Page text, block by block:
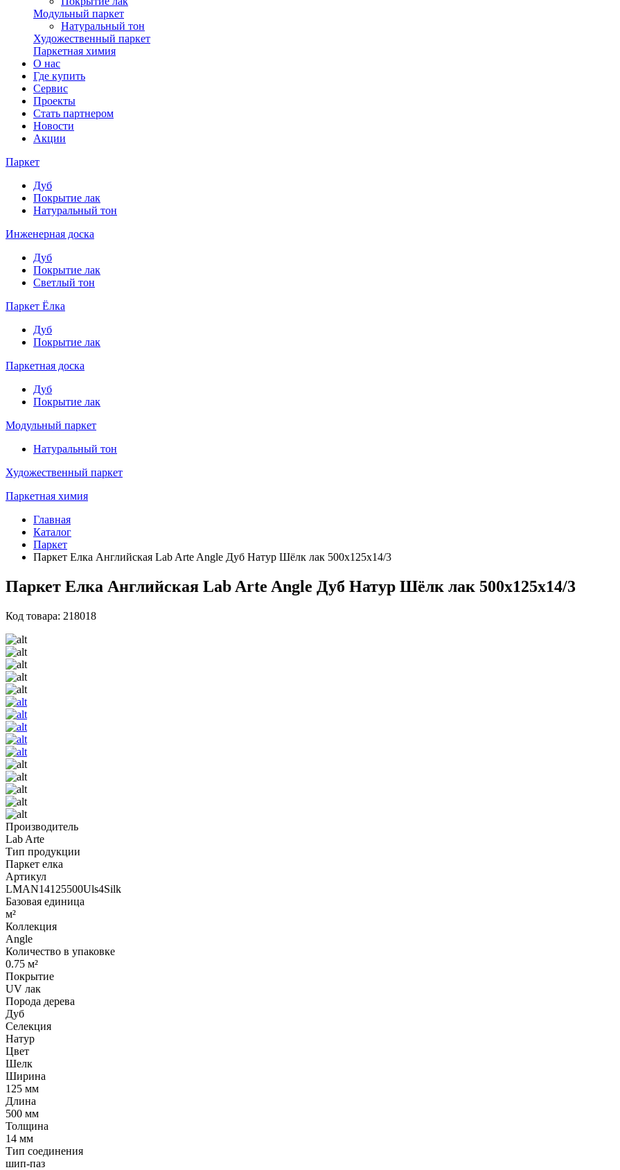
Модульный паркет
Натуральный тон
Художественный паркет
Паркетная химия
О нас
Где купить
Сервис
Проекты
Стать партнером
Новости
Акции
Паркет
Дуб
Покрытие лак
Натуральный тон
Инженерная доска
Дуб
Покрытие лак
Светлый тон
Паркет Ёлка
Дуб
Покрытие лак
Паркетная доска
Дуб
Покрытие лак
Модульный паркет
Натуральный тон
Художественный паркет
Паркетная химия
Главная
Каталог
Паркет
Паркет Елка Английская Lab Arte Angle Дуб Натур Шёлк лак 500х125х14/3
Паркет Елка Английская Lab Arte Angle Дуб Натур Шёлк лак 500х125х14/3
Код товара: 218018
Производитель
Lab Arte
Тип продукции
Паркет елка
Артикул
LMAN14125500Uls4Silk
Базовая единица
м²
Коллекция
Angle
Количество в упаковке
0.75 м²
Покрытие
UV лак
Порода дерева
Дуб
Селекция
Натур
Цвет
Шелк
Ширина
125 мм
Длина
500 мм
Толщина
14 мм
Тип соединения
шип-паз